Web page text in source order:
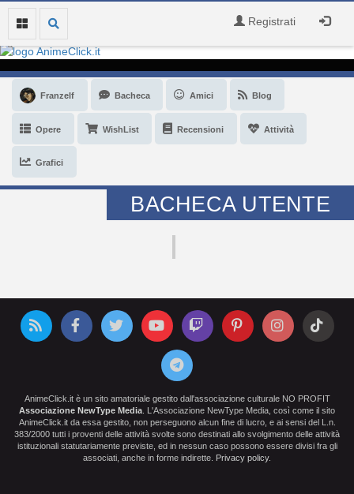
Registrati
Franzelf Bacheca Amici Blog
Opere WishList Recensioni Attività
Grafici
BACHECA UTENTE
AnimeClick.it è un sito amatoriale gestito dall'associazione culturale NO PROFIT
Associazione NewType Media . L'Associazione NewType Media, così come il sito
AnimeClick.it da essa gestito, non perseguono alcun fine di lucro, e ai sensi del L.n.
383/2000 tutti i proventi delle attività svolte sono destinati allo svolgimento delle attività
istituzionali statutariamente previste, ed in nessun caso possono essere divisi fra gli
associati, anche in forme indirette.
Privacy policy.